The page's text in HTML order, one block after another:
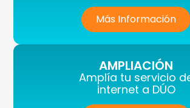
Más Información
AMPLIACIÓN
Amplía tu servicio
internet a DÚO